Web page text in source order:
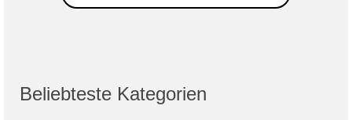
Beliebteste Kategorien